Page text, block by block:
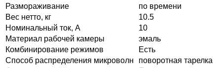
Размораживание
по времени
Вес нетто, кг
10.5
Номинальный ток, А
10
Материал рабочей камеры
эмаль
Комбинирование режимов
Есть
Способ распределения микроволн
поворотная тарелка